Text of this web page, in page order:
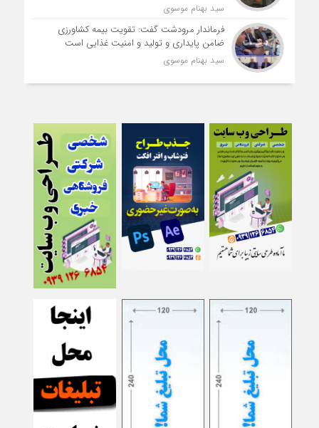
سید بهنام موسوی
فرماندار مرودشت گفت: تقویت بیمه کشاورزی
ضامن پایداری و تولید و امنیت غذایی است
سید بهنام موسوی